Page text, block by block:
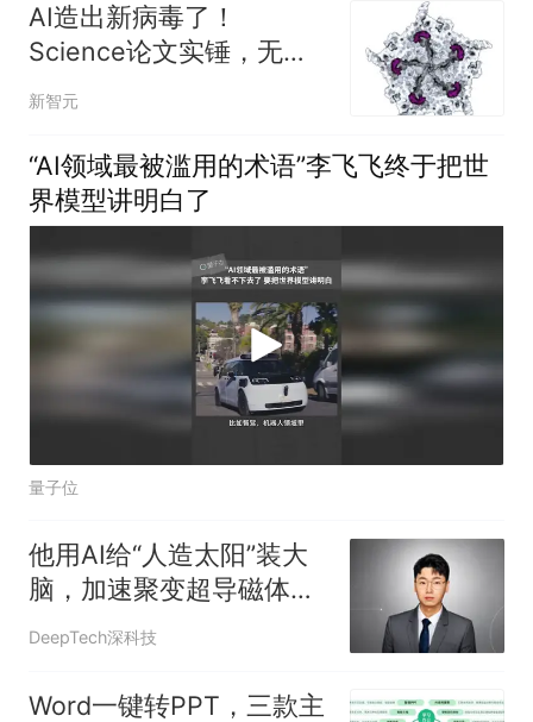
AI造出新病毒了！
Science论文实锤，无限
自我复制
新智元
“AI领域最被滥用的术语”李飞飞终于把世
界模型讲明白了
量子位
他用AI给“人造太阳”装大
脑，加速聚变超导磁体设
计与控制
DeepTech深科技
Word一键转PPT，三款主